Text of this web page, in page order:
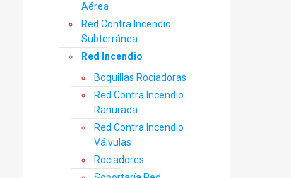
Aérea
Red Contra Incendio
Subterránea
Red Incendio
Boquillas Rociadoras
Red Contra Incendio
Ranurada
Red Contra Incendio
Válvulas
Rociadores